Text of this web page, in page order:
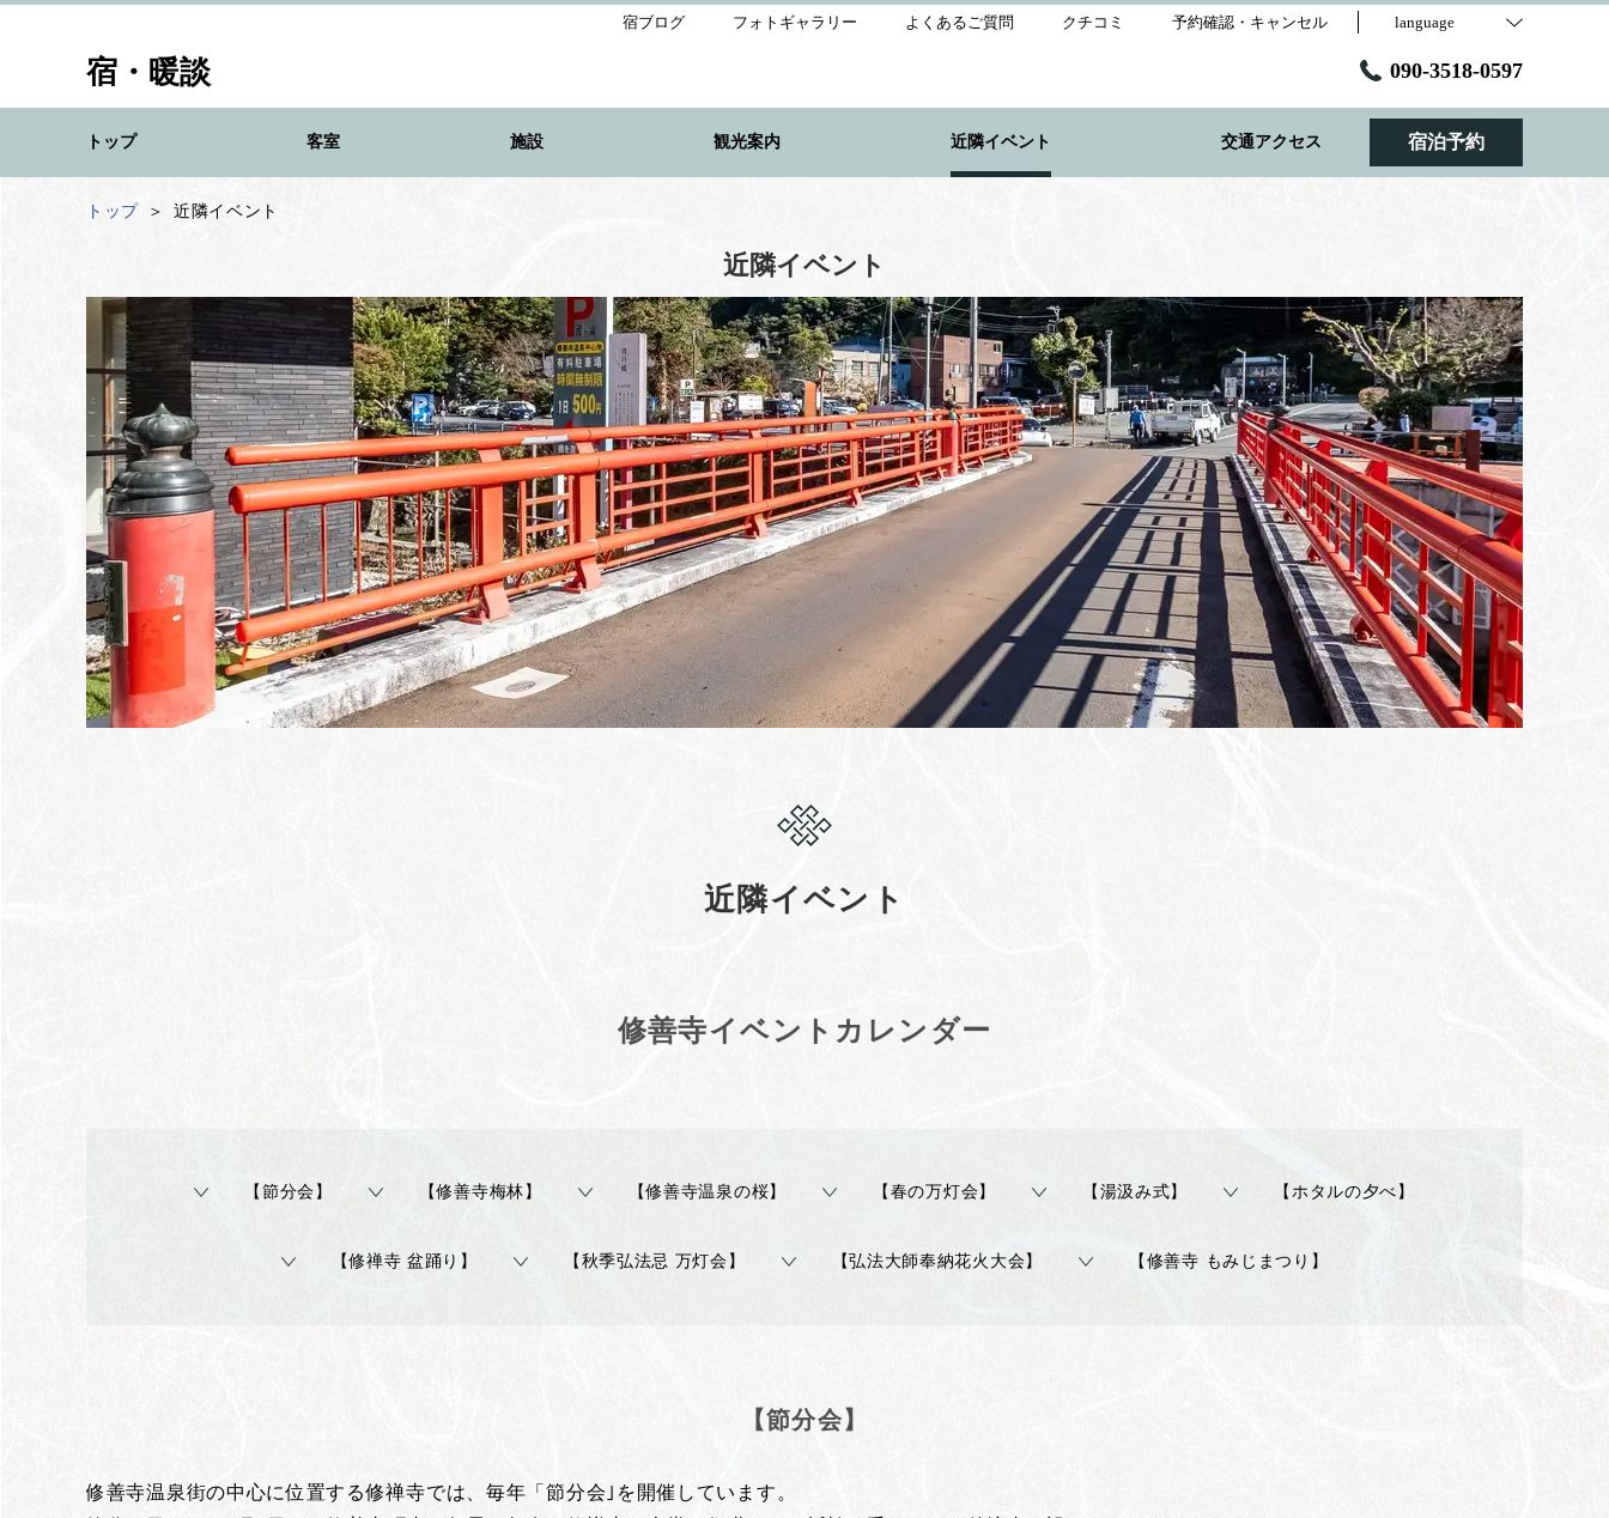
宿ブログ フォトギャラリー よくあるご質問 クチコミ 予約確認・キャンセル language
宿・暖談 090-3518-0597
トップ 客室 施設 観光案内 近隣イベント 交通アクセス 宿泊予約
トップ 近隣イベント
近隣イベント
近隣イベント
修善寺イベントカレンダー
【節分会】 【修善寺梅林】 【修善寺温泉の桜】 【春の万灯会】 【湯汲み式】 【ホタルの夕べ】
【修禅寺 盆踊り】 【秋季弘法忌 万灯会】 【弘法大師奉納花火大会】 【修善寺 もみじまつり】
【節分会】
修善寺温泉街の中心に位置する修禅寺では、毎年「節分会｣を開催しています。